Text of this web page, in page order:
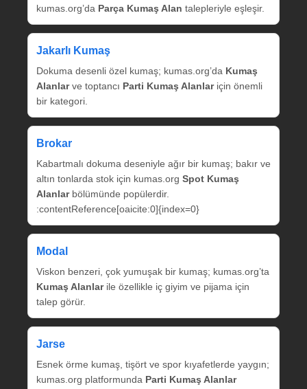
kumas.org’da Parça Kumaş Alan talepleriyle eşleşir.
Jakarlı Kumaş
Dokuma desenli özel kumaş; kumas.org’da Kumaş
Alanlarve toptancı Parti Kumaş Alanlariçin önemli
bir kategori.
Brokar
Kabartmalı dokuma deseniyle ağır bir kumaş; bakır ve
altın tonlarda stok için kumas.org Spot Kumaş
Alanlarbölümünde popülerdir.
:contentReference[oaicite:0]{index=0}
Modal
Viskon benzeri, çok yumuşak bir kumaş; kumas.org’ta
Kumaş Alanlarile özellikle iç giyim ve pijama için
talep görür.
Jarse
Esnek örme kumaş, tişört ve spor kıyafetlerde yaygın;
kumas.org platformunda Parti Kumaş Alanlar